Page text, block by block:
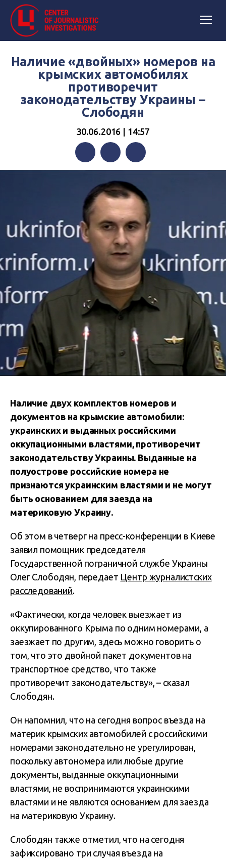
Наличие «двойных» номеров на
крымских автомобилях
противоречит
законодательству Украины –
Слободян
30.06.2016 | 14:57
FacebookTwitterTelegram
Наличие двух комплектов номеров и
документов на крымские автомобили:
украинских и выданных российскими
оккупационными властями, противоречит
законодательству Украины. Выданные на
полуострове российские номера не
признаются украинским властями и не могут
быть основанием для заезда на
материковую Украину.
Об этом в четверг на пресс-конференции в Киеве
заявил помощник председателя
Государственной пограничной службе Украины
Олег Слободян, передает Центр журналистских
расследований.
«Фактически, когда человек выезжает из
оккупированного Крыма по одним номерами, а
заезжает по другим, здесь можно говорить о
том, что это двойной пакет документов на
транспортное средство, что также
противоречит законодательству», – сказал
Слободян.
Он напомнил, что на сегодня вопрос въезда на
материк крымских автомобилей с российскими
номерами законодательно не урегулирован,
поскольку автономера или любые другие
документы, выданные оккупационными
властями, не воспринимаются украинскими
властями и не являются основанием для заезда
на материковую Украину.
Слободян также отметил, что на сегодня
зафиксировано три случая въезда на